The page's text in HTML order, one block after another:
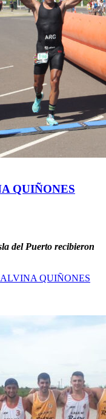
QUIÑONES
del Puerto recibieron
QUIÑONES